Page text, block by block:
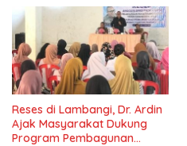
Reses di Lambangi, Dr. Ardin
Ajak Masyarakat Dukung
Program Pembagunan